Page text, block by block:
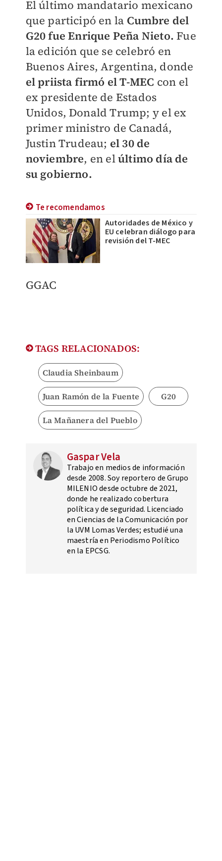
El último mandatario mexicano
que participó en la Cumbre del
G20 fue Enrique Peña Nieto. Fue
la edición que se celebró en
Buenos Aires, Argentina, donde
el priista firmó el T-MEC con el
ex presidente de Estados
Unidos, Donald Trump; y el ex
primer ministro de Canadá,
Justin Trudeau; el 30 de
noviembre, en elúltimo día de
su gobierno.
Te recomendamos
Autoridades de México y
EU celebran diálogo para
revisión del T-MEC
​GGAC
TAGS RELACIONADOS:
Claudia Sheinbaum
Juan Ramón de la Fuente G20
La Mañanera del Pueblo
Gaspar Vela
Trabajo en medios de información
desde 2008. Soy reportero de Grupo
MILENIO desde octubre de 2021,
donde he realizado cobertura
política y de seguridad. Licenciado
en Ciencias de la Comunicación por
la UVM Lomas Verdes; estudié una
maestría en Periodismo Político
en la EPCSG.